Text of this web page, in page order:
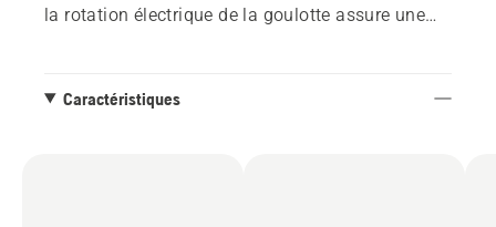
la rotation électrique de la goulotte assure une
rapide et ergonomique. Parmi les autres
Caractéristiques